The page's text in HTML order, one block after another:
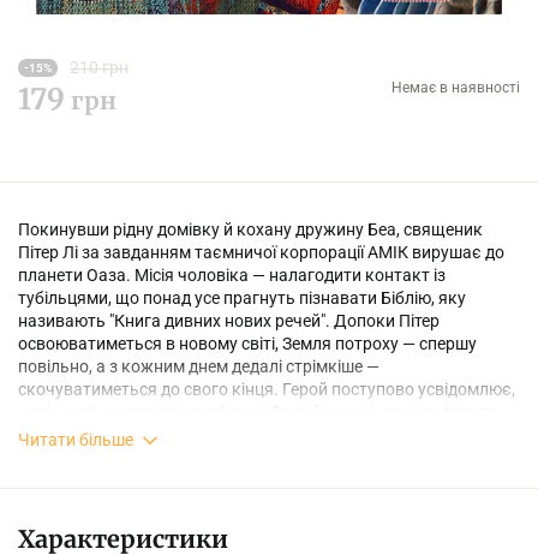
-15% 210 грн
179 грн Немає в наявності
Покинувши рідну домівку й кохану дружину Беа, священик
Пітер Лі за завданням таємничої корпорації АМІК вирушає до
планети Оаза. Місія чоловіка — налагодити контакт із
тубільцями, що понад усе прагнуть пізнавати Біблію, яку
називають "Книга дивних нових речей". Допоки Пітер
освоюватиметься в новому світі, Земля потроху — спершу
повільно, а з кожним днем дедалі стрімкіше —
скочуватиметься до свого кінця. Герой поступово усвідомлює,
його місія. Він повинен обрати між своєю вірою і любов’ю, і від
Читати більше
Характеристики